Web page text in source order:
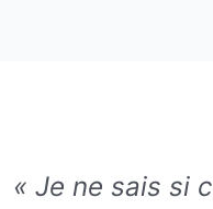
«Je ne sais si